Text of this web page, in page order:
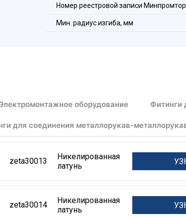
Номер реестровой записи
Мин. радиус изгиба, мм
оборудование Фитинги
для соединения металлорукав-
zeta30013
Никелированная
латунь
zeta30014
Никелированная
латунь